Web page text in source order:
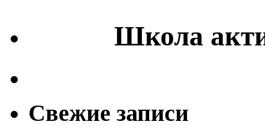
Школа
Свежие записи